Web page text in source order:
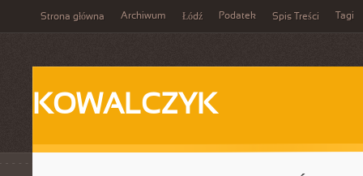
Strona główna Archiwum Łódź Podatek Spis Treści Tagi
KOWALCZYK